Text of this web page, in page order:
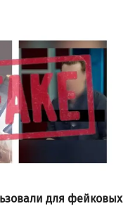
для фейковых